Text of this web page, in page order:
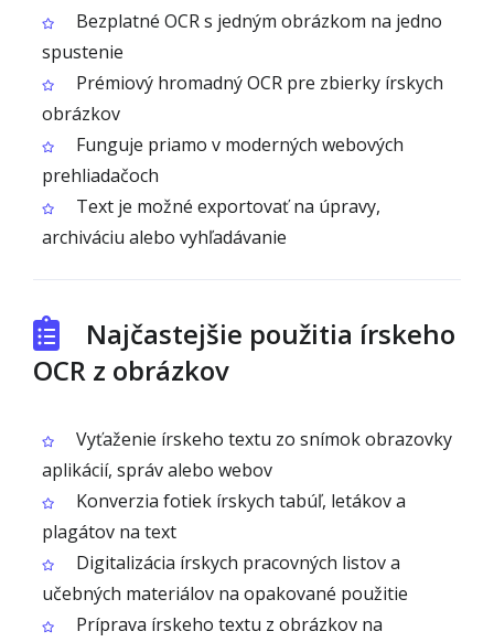
Bezplatné OCR s jedným obrázkom na jedno
spustenie
Prémiový hromadný OCR pre zbierky írskych
obrázkov
Funguje priamo v moderných webových
prehliadačoch
Text je možné exportovať na úpravy,
archiváciu alebo vyhľadávanie
Najčastejšie použitia írskeho
OCR z obrázkov
Vyťaženie írskeho textu zo snímok obrazovky
aplikácií, správ alebo webov
Konverzia fotiek írskych tabúľ, letákov a
plagátov na text
Digitalizácia írskych pracovných listov a
učebných materiálov na opakované použitie
Príprava írskeho textu z obrázkov na